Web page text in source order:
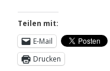
Teilen mit:
E-Mail
Drucken